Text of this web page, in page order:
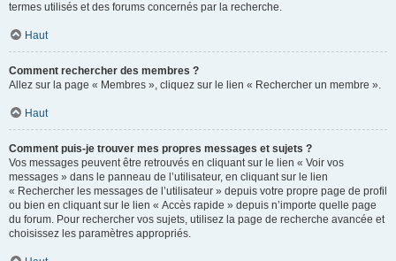
termes utilisés et des forums concernés par la recherche.
Haut
Comment rechercher des membres ?
Allez sur la page « Membres », cliquez sur le lien « Rechercher un membre ».
Haut
Comment puis-je trouver mes propres messages et sujets ?
Vos messages peuvent être retrouvés en cliquant sur le lien « Voir vos
messages » dans le panneau de l’utilisateur, en cliquant sur le lien
« Rechercher les messages de l’utilisateur » depuis votre propre page de profil
ou bien en cliquant sur le lien « Accès rapide » depuis n’importe quelle page
du forum. Pour rechercher vos sujets, utilisez la page de recherche avancée et
choisissez les paramètres appropriés.